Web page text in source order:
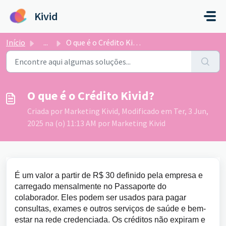
Kivid
Início ... O que é o Crédito Kivid?
O que é o Crédito Kivid?
Criada por Marketing Kivid, Modificado em Ter, 3 Jun,
2025 na (o) 11:13 AM por Marketing Kivid
É um valor a partir de R$ 30 definido pela empresa e
carregado mensalmente no Passaporte do
colaborador. Eles podem ser usados para pagar
consultas, exames e outros serviços de saúde e bem-
estar na rede credenciada. Os créditos não expiram e